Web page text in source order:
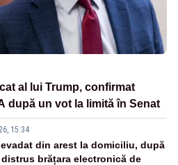
al lui Trump, confirmat
după un vot la limită în Senat
15:34
din arest la domiciliu, după
brățara electronică de